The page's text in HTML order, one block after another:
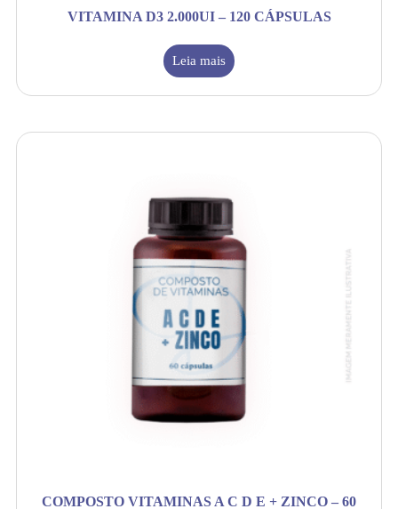
VITAMINA D3 2.000UI – 120 CÁPSULAS
Leia mais
COMPOSTO VITAMINAS A C D E + ZINCO – 60